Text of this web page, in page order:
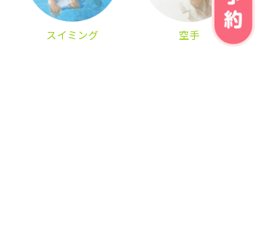
スイミング 空手